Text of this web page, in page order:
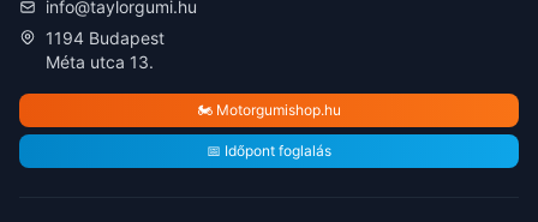
info@taylorgumi.hu
1194 Budapest
Méta utca 13.
🏍️ Motorgumishop.hu
📅 Időpont foglalás